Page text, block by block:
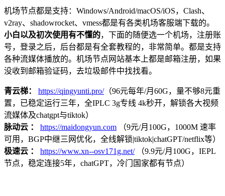
机场节点都是支持：Windows/Android/macOS/iOS，Clash、
v2ray、shadowrocket、vmess都是有各类机场客服端下载的。
小白以及初次使用有不懂的，下面的随便选一个机场，注册账
号，登录之后，后台都是有全套教程的，非常简单。都是支持
各种流媒体播放的。机场节点网站基本上都是邮箱注册，如果
没收到邮箱验证码，去垃圾邮件中找找看。
青云梯： https://qingyunti.pro/（96元每年/月60G，量不够8元重
置，已稳定运行三年，全IPLC 3g专线 4k秒开，解锁各大视频
流媒体及chatgpt与tiktok）
脉动云 ：
https://maidongyun.com （9元/月100G，1000M 速率
可用，BGP中继三网优化，全线解锁|tiktok|chatGPT/netflix等）
极速云 ：
https://www.xn--osv171g.net/（9.9元/月100G，IEPL
节点，稳定连接5年，chatGPT，冷门国家都有节点）